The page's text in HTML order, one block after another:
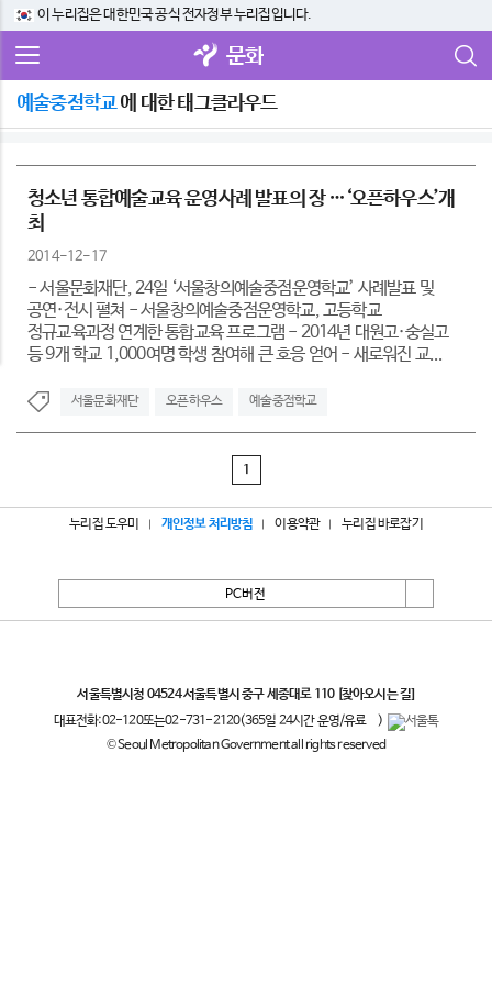
이 누리집은 대한민국 공식 전자정부 누리집입니다.
문화
예술중점학교에 대한 태그클라우드
청소년 통합예술교육 운영사례 발표의 장 …‘오픈하우스’개
최
2014-12-17
- 서울문화재단, 24일 ‘서울창의예술중점운영학교’ 사례발표 및
공연·전시 펼쳐 - 서울창의예술중점운영학교, 고등학교
정규교육과정 연계한 통합교육 프로그램 - 2014년 대원고·숭실고
등 9개 학교 1,000여명 학생 참여해 큰 호응 얻어 - 새로워진 교...
서울문화재단 오픈하우스 예술중점학교
1
누리집 도우미 개인정보 처리방침 이용약관 누리집 바로잡기
PC버전
서울특별시청 04524 서울특별시 중구 세종대로 110 [찾아오시는 길]
대표전화:02-120또는02-731-2120(365일 24시간 운영/유료
)
© Seoul Metropolitan Government all rights reserved